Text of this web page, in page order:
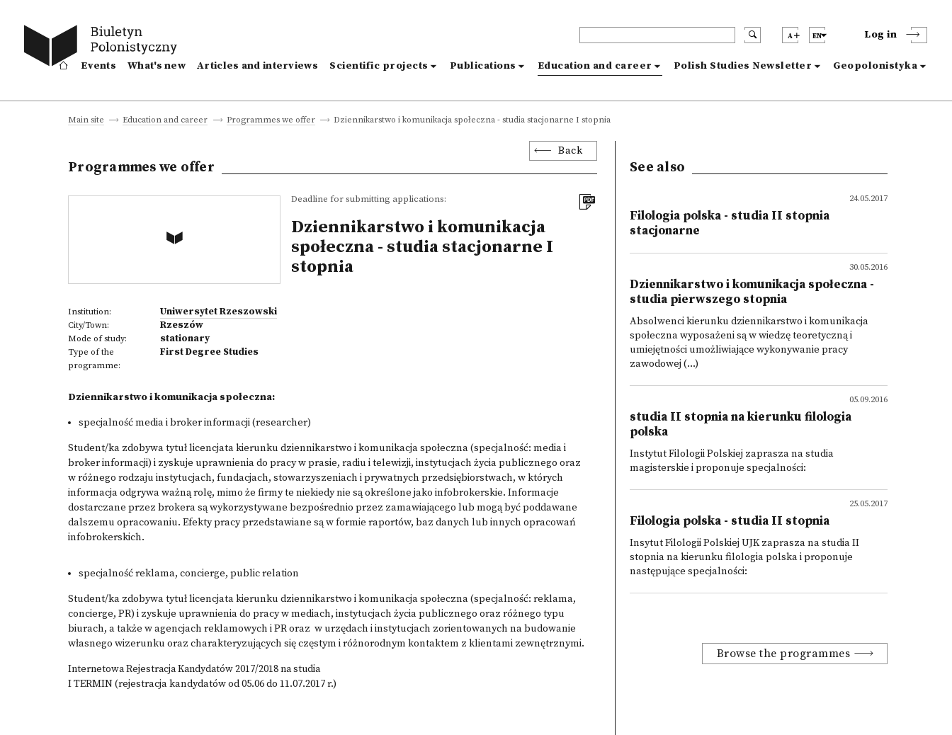
A EN Log in
Events What's new Articles and interviews Scientific projects Publications Education and career Polish Studies Newsletter Geopolonistyka
Main site Education and career Programmes we offer Dziennikarstwo i komunikacja społeczna - studia stacjonarne I stopnia
Back
Programmes we offer
Deadline for submitting applications:
Dziennikarstwo i komunikacja
społeczna - studia stacjonarne I
stopnia
Institution: Uniwersytet Rzeszowski
City/Town: Rzeszów
Mode of study: stationary
Type of the
programme:
First Degree Studies
Dziennikarstwo i komunikacja społeczna:
specjalność media i broker informacji (researcher)
Student/ka zdobywa tytuł licencjata kierunku dziennikarstwo i komunikacja społeczna (specjalność: media i
broker informacji) i zyskuje uprawnienia do pracy w prasie, radiu i telewizji, instytucjach życia publicznego oraz
w różnego rodzaju instytucjach, fundacjach, stowarzyszeniach i prywatnych przedsiębiorstwach, w których
informacja odgrywa ważną rolę, mimo że firmy te niekiedy nie są określone jako infobrokerskie. Informacje
dostarczane przez brokera są wykorzystywane bezpośrednio przez zamawiającego lub mogą być poddawane
dalszemu opracowaniu. Efekty pracy przedstawiane są w formie raportów, baz danych lub innych opracowań
infobrokerskich.
specjalność reklama, concierge, public relation
Student/ka zdobywa tytuł licencjata kierunku dziennikarstwo i komunikacja społeczna (specjalność: reklama,
concierge, PR) i zyskuje uprawnienia do pracy w mediach, instytucjach życia publicznego oraz różnego typu
biurach, a także w agencjach reklamowych i PR oraz w urzędach i instytucjach zorientowanych na budowanie
własnego wizerunku oraz charakteryzujących się częstym i różnorodnym kontaktem z klientami zewnętrznymi.
Internetowa Rejestracja Kandydatów 2017/2018 na studia
I TERMIN (rejestracja kandydatów od 05.06 do 11.07.2017 r.)
See also
24.05.2017
Filologia polska - studia II stopnia
stacjonarne
30.05.2016
Dziennikarstwo i komunikacja społeczna -
studia pierwszego stopnia
Absolwenci kierunku dziennikarstwo i komunikacja
społeczna wyposażeni są w wiedzę teoretyczną i
umiejętności umożliwiające wykonywanie pracy
zawodowej (...)
05.09.2016
studia II stopnia na kierunku filologia
polska
Instytut Filologii Polskiej zaprasza na studia
magisterskie i proponuje specjalności:
25.05.2017
Filologia polska - studia II stopnia
Insytut Filologii Polskiej UJK zaprasza na studia II
stopnia na kierunku filologia polska i proponuje
następujące specjalności:
Browse the programmes